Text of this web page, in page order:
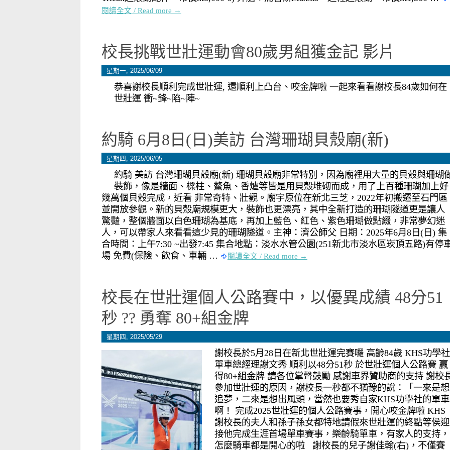
閱讀全文 / Read more →
校長挑戰世壯運動會80歲男組獲金記 影片
星期一, 2025/06/09
恭喜謝校長順利完成世壯運, 還順利上凸台、咬金牌啦 一起來看看謝校長84歲如何在
世壯運 衝~鋒~陷~陣~
約騎 6月8日(日)美訪 台灣珊瑚貝殼廟(新)
星期四, 2025/06/05
約騎 美訪 台灣珊瑚貝殼廟(新) 珊瑚貝殼廟非常特別，因為廟裡用大量的貝殼與珊瑚
裝飾，像是牆面、樑柱、鰲魚、香爐等皆是用貝殼堆砌而成，用了上百種珊瑚加上好
幾萬個貝殼完成，近看 非常奇特、壯觀。廟宇原位在新北三芝，2022年初搬遷至石門區
並開放參觀。新的貝殼廟規模更大，裝飾也更漂亮，其中全新打造的珊瑚隧道更是讓人
驚豔，整個牆面以白色珊瑚為基底，再加上藍色、紅色、紫色珊瑚做點綴，非常夢幻迷
人，可以帶家人來看看這少見的珊瑚隧道。主神：濟公師父 日期：2025年6月8日(日) 集
合時間：上午7:30 ~出發7:45 集合地點：淡水水管公園(251新北市淡水區崁頂五路)有停
場 免費(保險、飲食、車輛 …
閱讀全文 / Read more →
校長在世壯運個人公路賽中，以優異成績 48分51
秒 ?? 勇奪 80+組金牌
星期四, 2025/05/29
謝校長於5月28日在新北世壯運完賽囉 高齡84歲 KHS功學社
單車總經理謝文秀 順利以48分51秒 於世壯運個人公路賽 贏
得80+組金牌 請各位掌聲鼓勵 感謝車界贊助商的支持 謝校
參加世壯運的原因，謝校長一秒都不猶豫的說：「一來是想
追夢，二來是想出風頭，當然也要秀自家KHS功學社的單車
啊！ 完成2025世壯運的個人公路賽事，開心咬金牌啦 KHS
謝校長的夫人和孫子孫女都特地請假來世壯運的終點等侯迎
接他完成生涯首場單車賽事，樂齡騎單車，有家人的支持，
怎麼騎車都是開心的啦 謝校長的兒子謝佳翰(右)，不僅賽